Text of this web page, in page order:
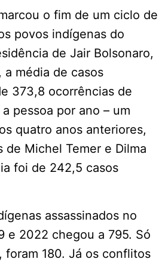
o fim de um ciclo de
povos indígenas do
de Jair Bolsonaro,
a média de casos
373,8 ocorrências de
pessoa por ano – um
quatro anos anteriores,
de Michel Temer e Dilma
foi de 242,5 casos
assassinados no
e 2022 chegou a 795. Só
foram 180. Já os conflitos